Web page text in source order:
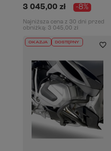
3 045,00 zł -8%
Najniższa cena z 30 dni przed
obniżką: 3 045,00 zł
OKAZJA DOSTĘPNY